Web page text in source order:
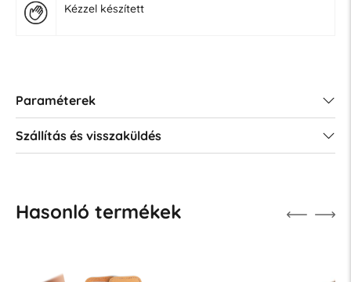
Kézzel készített
Paraméterek
Szállítás és visszaküldés
Hasonló termékek